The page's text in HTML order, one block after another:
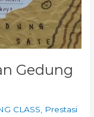
Gedung
CLASS
Prestasi